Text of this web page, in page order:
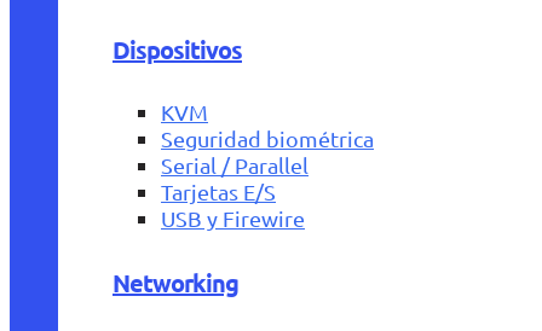
Dispositivos
KVM
Seguridad biométrica
Serial / Parallel
Tarjetas E/S
USB y Firewire
Networking